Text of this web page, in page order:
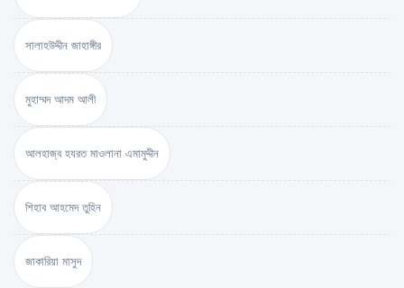
সালাহউদ্দীন জাহাঙ্গীর
মুহাম্মদ আদম আলী
আলহাজ্ব হযরত মাওলানা এমামুদ্দীন
শিহাব আহমেদ তুহিন
জাকারিয়া মাসুদ